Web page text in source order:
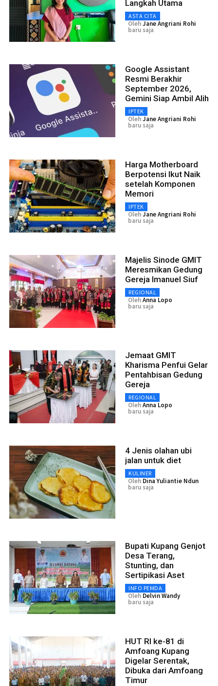
Langkah Utama
ASTA CITA
OlehJane Angriani Rohi
baru saja
Google Assistant
Resmi Berakhir
September 2026,
Gemini Siap Ambil Alih
IPTEK
OlehJane Angriani Rohi
baru saja
Harga Motherboard
Berpotensi Ikut Naik
setelah Komponen
Memori
IPTEK
OlehJane Angriani Rohi
baru saja
Majelis Sinode GMIT
Meresmikan Gedung
Gereja Imanuel Siuf
REGIONAL
OlehAnna Lopo
baru saja
Jemaat GMIT
Kharisma Penfui Gelar
Pentahbisan Gedung
Gereja
REGIONAL
OlehAnna Lopo
baru saja
4 Jenis olahan ubi
jalan untuk diet
KULINER
Oleh Dina Yuliantie Ndun
baru saja
Bupati Kupang Genjot
Desa Terang,
Stunting, dan
Sertipikasi Aset
INFO PEMDA
Oleh Delvin Wandy
baru saja
HUT RI ke-81 di
Amfoang Kupang
Digelar Serentak,
Dibuka dari Amfoang
Timur